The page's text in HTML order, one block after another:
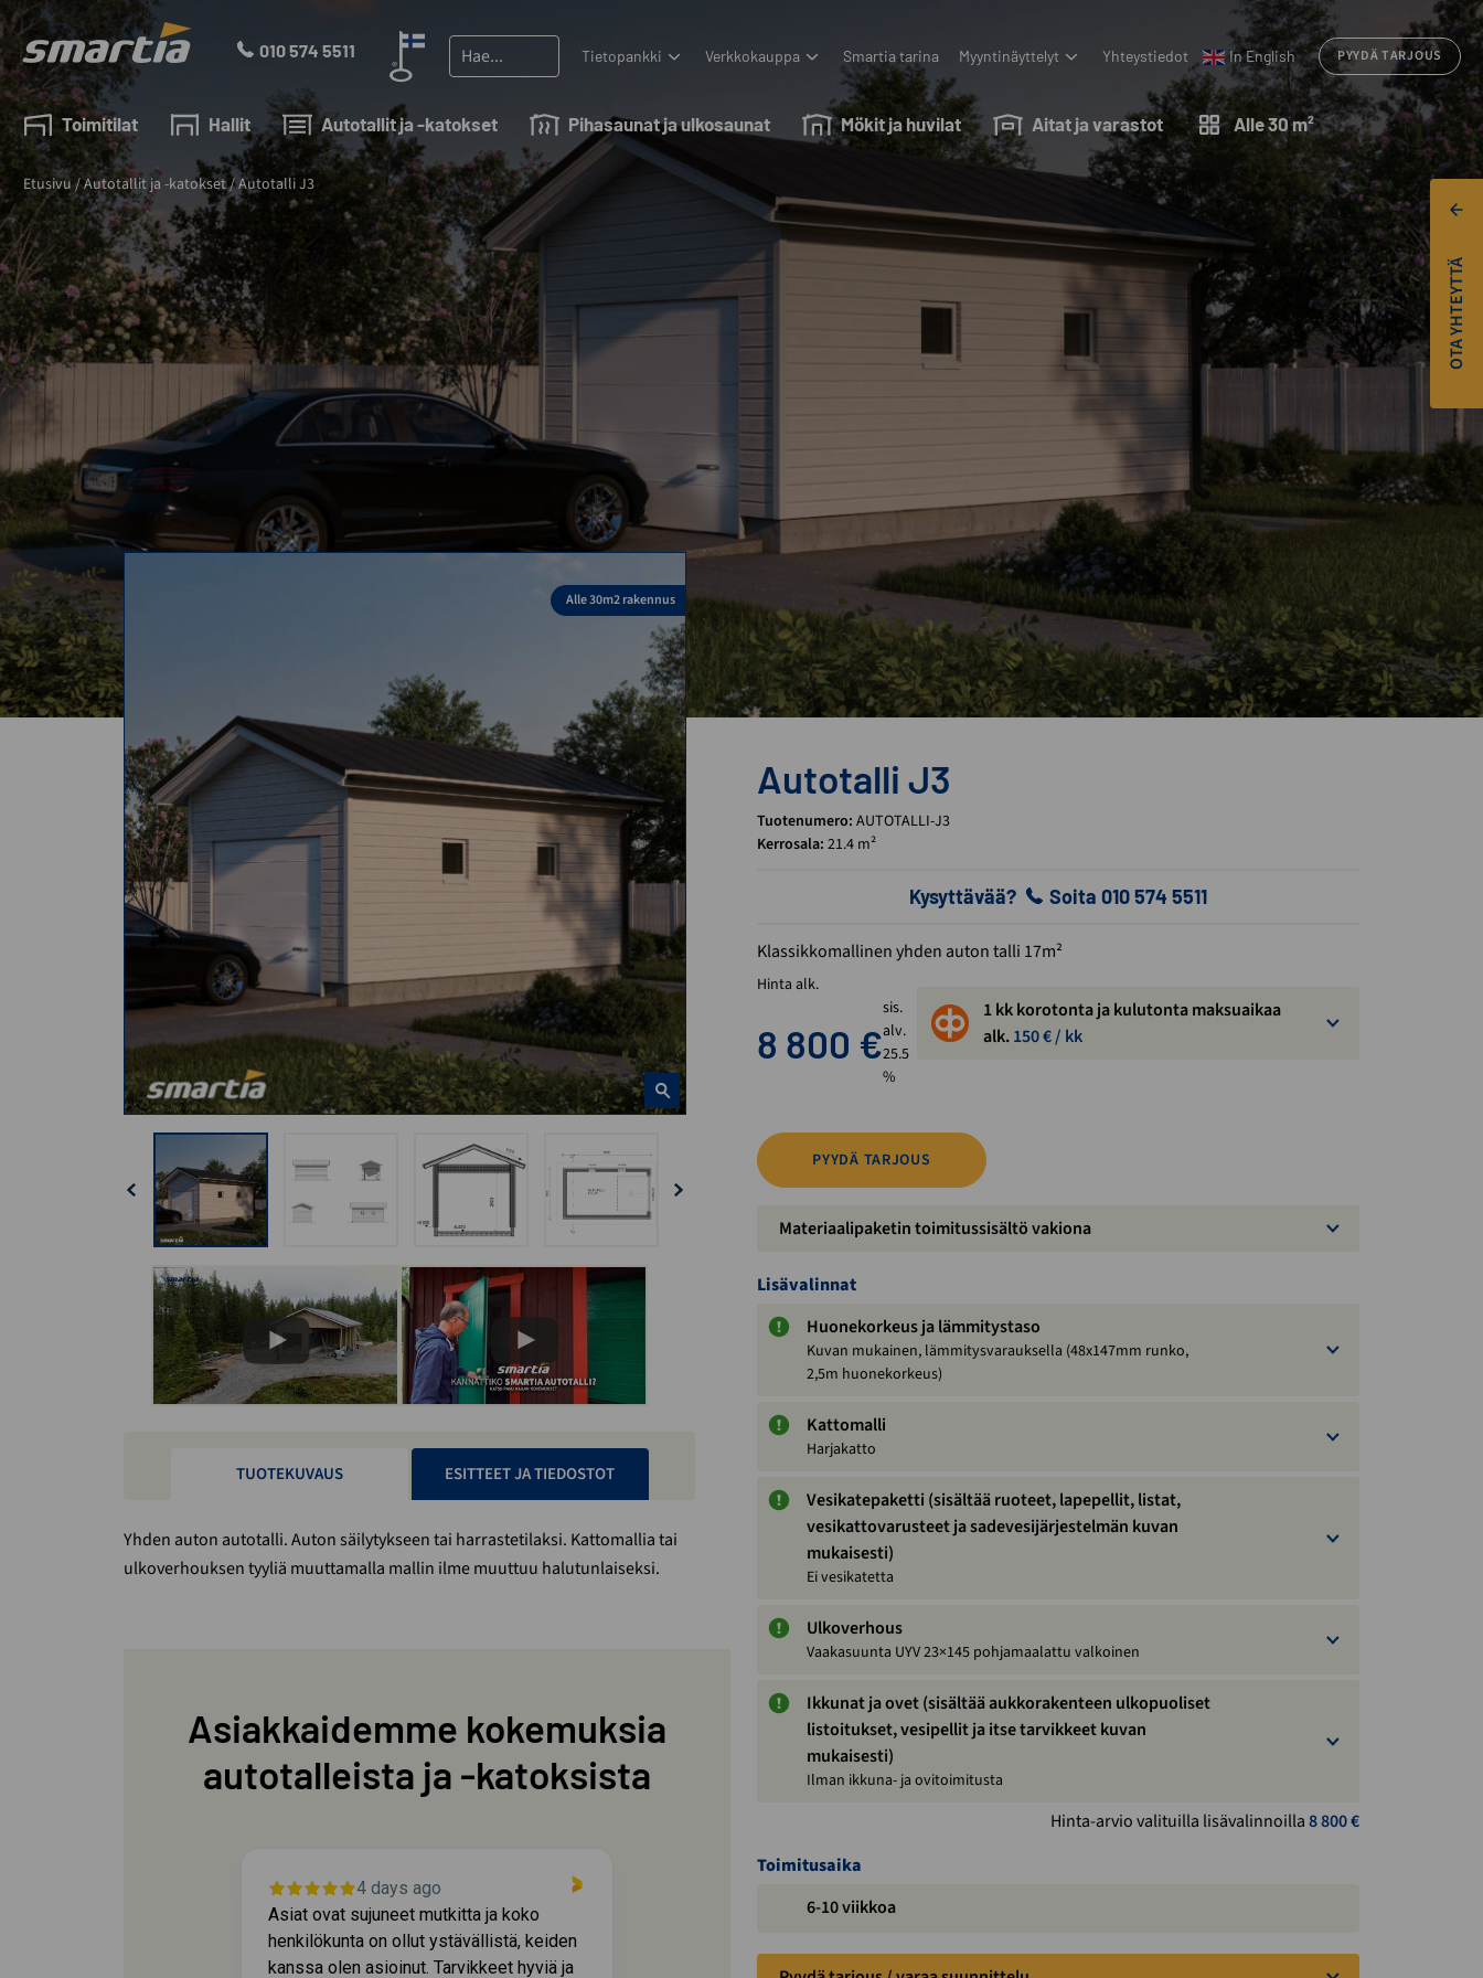
Skip
to
content
Smartia
Oy
010 574 5511
Toimitilat Hallit Autotallit ja -katokset Pihasaunat ja ulkosaunat Mökit ja huvilat Aitat ja varastot Alle 30 m²
Haku: Tietopankki Verkkokauppa Smartia tarina Myyntinäyttelyt Yhteystiedot In English PYYDÄ TARJOUS
Etusivu/Autotallit ja -katokset/Autotalli J3
Alle 30m2 rakennus
Autotalli J3
Tuotenumero: AUTOTALLI-J3
Kerrosala: 21.4 m²
Kysyttävää? Soita 010 574 5511
Klassikkomallinen yhden auton talli 17m²
Hinta alk.
8 800 €
sis.
alv.
25.5
%
1 kk korotonta ja kulutonta maksuaikaa
alk.150€ / kk
PYYDÄ TARJOUS
Materiaalipaketin toimitussisältö vakiona
Lisävalinnat
Huonekorkeus ja lämmitystaso
Kuvan mukainen, lämmitysvarauksella (48x147mm runko,
2,5m huonekorkeus)
Kattomalli
Harjakatto
Vesikatepaketti (sisältää ruoteet, lapepellit, listat,
vesikattovarusteet ja sadevesijärjestelmän kuvan
mukaisesti)
Ei vesikatetta
Ulkoverhous
Vaakasuunta UYV 23×145 pohjamaalattu valkoinen
Ikkunat ja ovet (sisältää aukkorakenteen ulkopuoliset
listoitukset, vesipellit ja itse tarvikkeet kuvan
mukaisesti)
Ilman ikkuna- ja ovitoimitusta
Hinta-arvio valituilla lisävalinnoilla8 800€
Toimitusaika
6-10 viikkoa
TUOTEKUVAUS ESITTEET JA TIEDOSTOT
Yhden auton autotalli. Auton säilytykseen tai harrastetilaksi. Kattomallia tai
ulkoverhouksen tyyliä muuttamalla mallin ilme muuttuu halutunlaiseksi.
Asiakkaidemme kokemuksia
autotalleista ja -katoksista
4 days ago
Asiat ovat sujuneet mutkitta ja koko
henkilökunta on ollut ystävällistä, keiden
kanssa olen asioinut. Tarvikkeet hyviä ja
Tilaus ja toimitus sitä mitä tilattiin.
joka auttoi niin kuljetuksessa sekä kun oli
OTA YHTEYTTÄ